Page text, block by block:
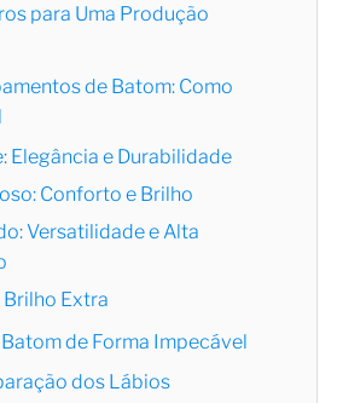
para Uma Produção
de Batom: Como
Elegância e Durabilidade
Conforto e Brilho
Versatilidade e Alta
Brilho Extra
de Forma Impecável
dos Lábios